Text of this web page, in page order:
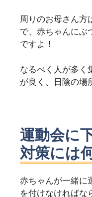
周りのお母さん方
で、赤ちゃんにぶ
ですよ！
なるべく人が多く
が良く、日陰の場
運動会に
対策には
赤ちゃんが一緒に
を付けなければな